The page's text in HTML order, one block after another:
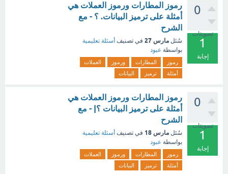
0
تصويتات
1
إجابة
رموز المطارات ورموز العملات هي
أمثلة على ترميز البيانات. ؟ - مع
الشرح
سُئل مارس 27 في تصنيف أسئلة تعليمية
بواسطة عبود
رموز المطارات ورموز
العملات
أمثلة
ترميز البيانات
0
تصويتات
1
إجابة
رموز المطارات ورموز العملات هي
أمثلة على ترميز البيانات ؟| - مع
الشرح
سُئل مارس 18 في تصنيف أسئلة تعليمية
بواسطة عبود
رموز المطارات ورموز
العملات
أمثلة
ترميز البيانات